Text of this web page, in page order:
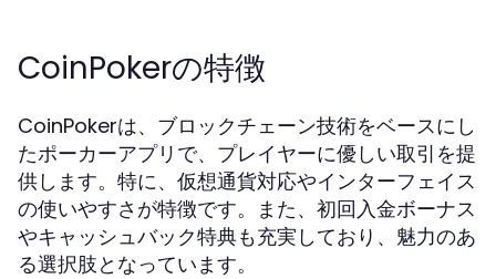
CoinPokerの特徴
CoinPokerは、ブロックチェーン技術をベースにし
たポーカーアプリで、プレイヤーに優しい取引を提
供します。特に、仮想通貨対応やインターフェイス
の使いやすさが特徴です。また、初回入金ボーナス
やキャッシュバック特典も充実しており、魅力のあ
る選択肢となっています。